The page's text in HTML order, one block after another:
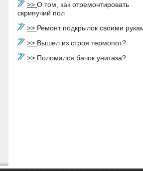
>> О том, как отремонтировать
скрипучий пол
>> Ремонт подкрылок своими
>> Вышел из строя термопот?
>> Поломался бачок унитаза?